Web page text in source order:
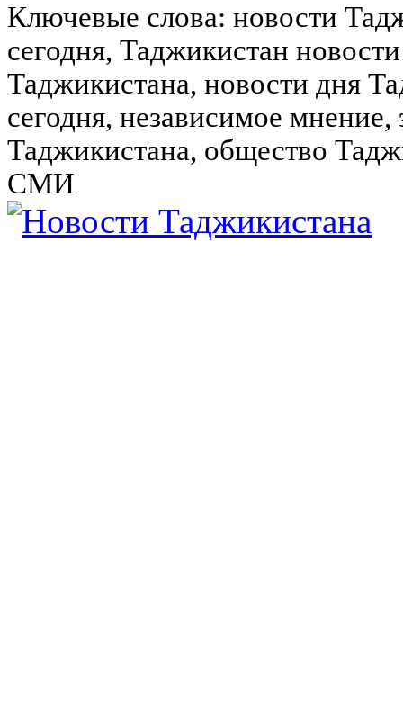
Ключевые слова: новости
сегодня, Таджикистан
Таджикистана, новости дня
сегодня, независимое
Таджикистана, общество
СМИ